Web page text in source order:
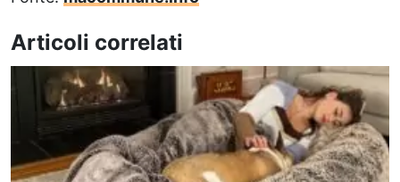
Articoli correlati